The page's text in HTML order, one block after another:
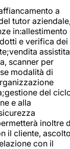
a
tutor
in:allestimento
e verifica dei
assistita
scanner per
modalità di
del
e alla
inoltre
il cliente,
con il